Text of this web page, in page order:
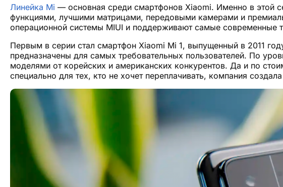
Линейка Mi — основная среди смартфонов Xiaomi. Именно в этой
функциями, лучшими матрицами, передовыми камерами и
операционной системы MIUI и поддерживают самые современные
Первым в серии стал смартфон Xiaomi Mi 1, выпущенный в 2011
предназначены для самых требовательных пользователей. По
моделями от корейских и американских конкурентов. Да и по
специально для тех, кто не хочет переплачивать, компания